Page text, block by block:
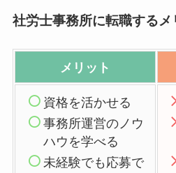
社労士事務所に転職する
メリット
資格を活かせる
事務所運営のノウ
ハウを学べる
未経験でも応募で